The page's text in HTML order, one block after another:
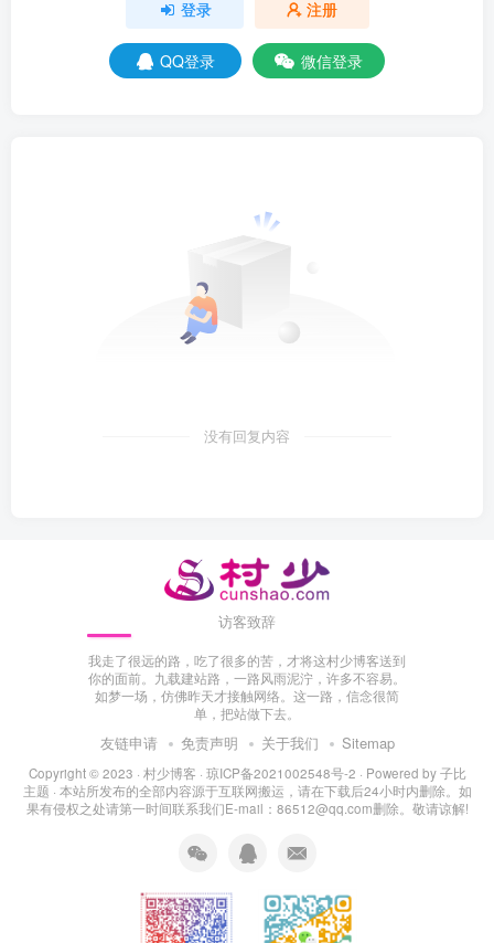
登录 注册
QQ登录 微信登录
没有回复内容
访客致辞
我走了很远的路，吃了很多的苦，才将这村少博客送到
你的面前。九载建站路，一路风雨泥泞，许多不容易。
如梦一场，仿佛昨天才接触网络。这一路，信念很简
单，把站做下去。
友链申请 免责声明 关于我们 Sitemap
Copyright © 2023 · 村少博客 · 琼ICP备2021002548号-2 · Powered by子比
主题 · 本站所发布的全部内容源于互联网搬运，请在下载后24小时内删除。如
果有侵权之处请第一时间联系我们E-mail：86512@qq.com删除。敬请谅解!